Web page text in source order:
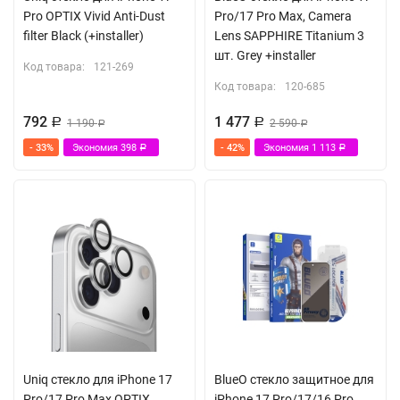
Pro OPTIX Vivid Anti-Dust
filter Black (+installer)
Код товара: 121-269
792 Р 1 190Р
- 33% Экономия 398 Р
Pro/17 Pro Max, Camera
Lens SAPPHIRE Titanium 3
шт. Grey +installer
Код товара: 120-685
1 477 Р 2 590Р
- 42% Экономия 1 113 Р
Uniq стекло для iPhone 17
BlueO стекло защитное для